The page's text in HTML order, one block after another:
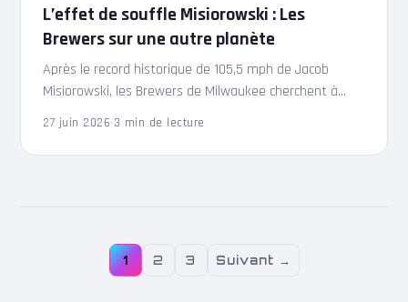
L’effet de souffle Misiorowski : Les
Brewers sur une autre planète
Après le record historique de 105,5 mph de Jacob
Misiorowski, les Brewers de Milwaukee cherchent à
confirmer leur domination dans une ligue en plein
27 juin 2026·3 min de lecture
1 2 3 Suivant →